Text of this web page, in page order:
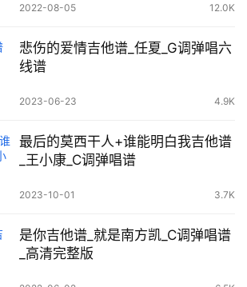
2022-08-05 12.0K
悲伤的爱情吉他谱_任夏_G调弹唱六
线谱
2023-06-23 4.9K
最后的莫西干人+谁能明白我吉他谱
_王小康_C调弹唱谱
2023-10-01 3.7K
是你吉他谱_就是南方凯_C调弹唱谱
_高清完整版